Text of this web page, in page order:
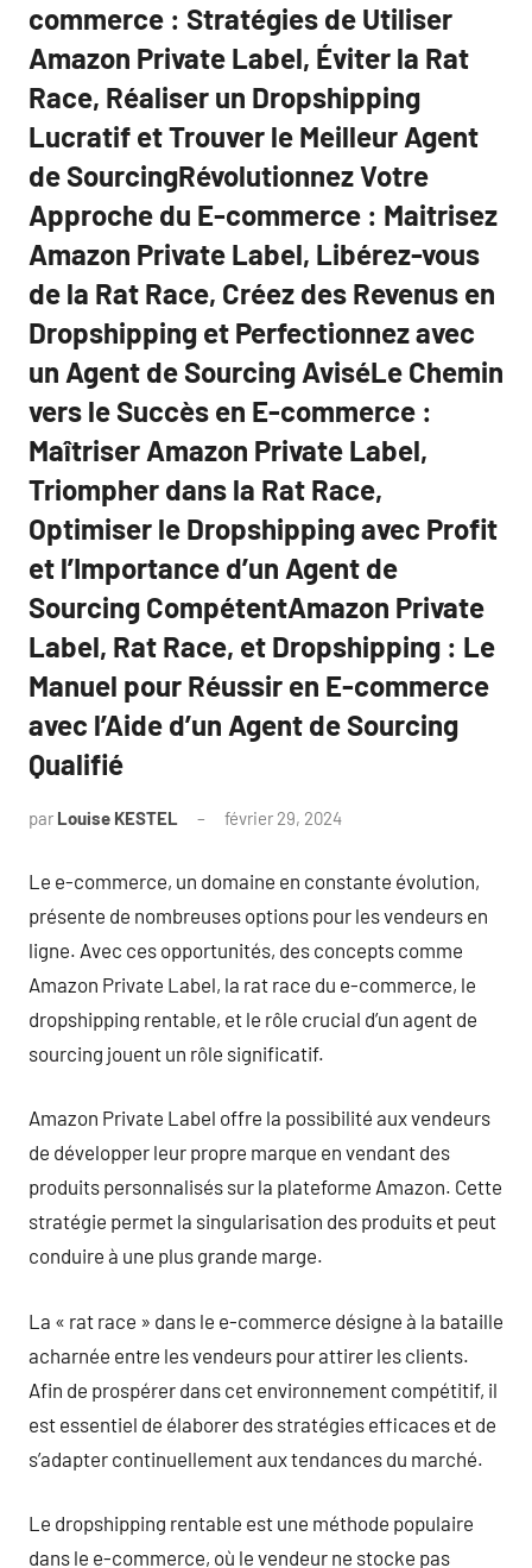
commerce : Stratégies de Utiliser
Amazon Private Label, Éviter la Rat
Race, Réaliser un Dropshipping
Lucratif et Trouver le Meilleur Agent
de SourcingRévolutionnez Votre
Approche du E-commerce : Maitrisez
Amazon Private Label, Libérez-vous
de la Rat Race, Créez des Revenus en
Dropshipping et Perfectionnez avec
un Agent de Sourcing AviséLe Chemin
vers le Succès en E-commerce :
Maîtriser Amazon Private Label,
Triompher dans la Rat Race,
Optimiser le Dropshipping avec Profit
et l’Importance d’un Agent de
Sourcing CompétentAmazon Private
Label, Rat Race, et Dropshipping : Le
Manuel pour Réussir en E-commerce
avec l’Aide d’un Agent de Sourcing
Qualifié
par Louise KESTEL février 29, 2024
Le e-commerce, un domaine en constante évolution,
présente de nombreuses options pour les vendeurs en
ligne. Avec ces opportunités, des concepts comme
Amazon Private Label, la rat race du e-commerce, le
dropshipping rentable, et le rôle crucial d’un agent de
sourcing jouent un rôle significatif.
Amazon Private Label offre la possibilité aux vendeurs
de développer leur propre marque en vendant des
produits personnalisés sur la plateforme Amazon. Cette
stratégie permet la singularisation des produits et peut
conduire à une plus grande marge.
La « rat race » dans le e-commerce désigne à la bataille
acharnée entre les vendeurs pour attirer les clients.
Afin de prospérer dans cet environnement compétitif, il
est essentiel de élaborer des stratégies efficaces et de
s’adapter continuellement aux tendances du marché.
Le dropshipping rentable est une méthode populaire
dans le e-commerce, où le vendeur ne stocke pas